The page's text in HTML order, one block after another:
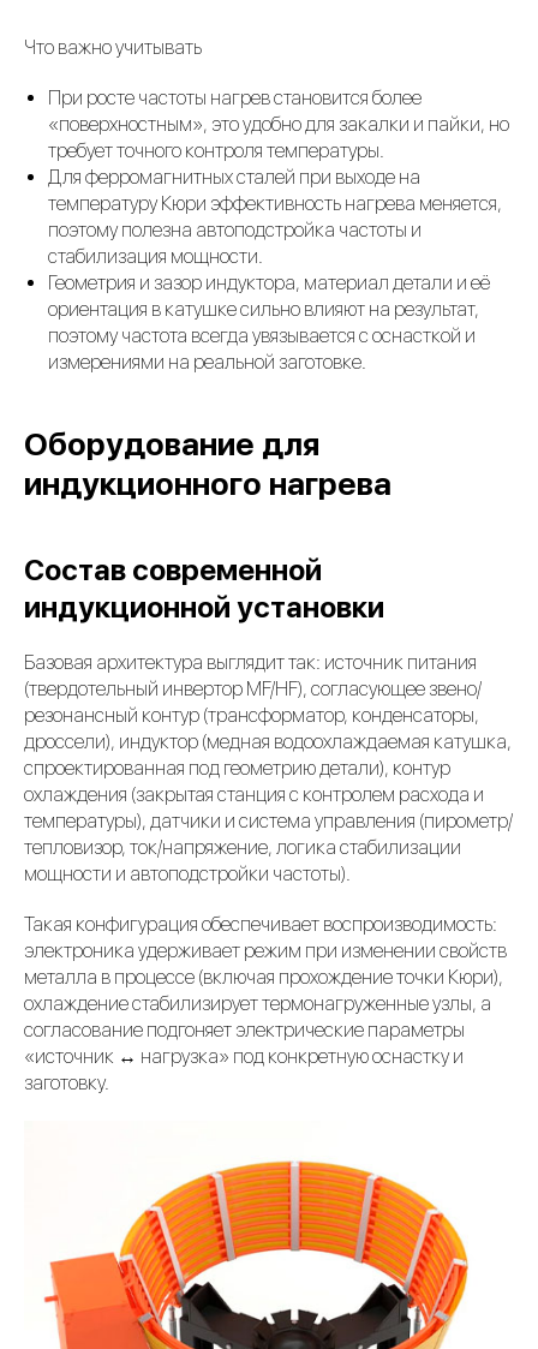
Что важно учитывать
При росте частоты нагрев становится более
«поверхностным», это удобно для закалки и пайки, но
требует точного контроля температуры.
Для ферромагнитных сталей при выходе на
температуру Кюри эффективность нагрева меняется,
поэтому полезна автоподстройка частоты и
стабилизация мощности.
Геометрия и зазор индуктора, материал детали и её
ориентация в катушке сильно влияют на результат,
поэтому частота всегда увязывается с оснасткой и
измерениями на реальной заготовке.
Оборудование для
индукционного нагрева
Состав современной
индукционной установки
Базовая архитектура выглядит так: источник питания
(твердотельный инвертор MF/HF), согласующее звено/
резонансный контур (трансформатор, конденсаторы,
дроссели), индуктор (медная водоохлаждаемая катушка,
спроектированная под геометрию детали), контур
охлаждения (закрытая станция с контролем расхода и
температуры), датчики и система управления (пирометр/
тепловизор, ток/напряжение, логика стабилизации
мощности и автоподстройки частоты).
Такая конфигурация обеспечивает воспроизводимость:
электроника удерживает режим при изменении свойств
металла в процессе (включая прохождение точки Кюри),
охлаждение стабилизирует термонагруженные узлы, а
согласование подгоняет электрические параметры
«источник ↔ нагрузка» под конкретную оснастку и
заготовку.